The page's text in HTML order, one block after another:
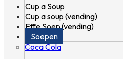
Cup a Soup
Cup a soup (vending)
Effe Soep (vending)
Soepen
Coca Cola